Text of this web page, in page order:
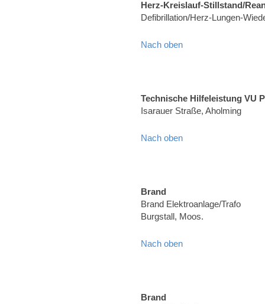
Herz-Kreislauf-Stillstand/
Defibrillation/Herz-Lungen-
Nach oben
Technische Hilfeleistung VU
Isarauer Straße, Aholming
Nach oben
Brand
Brand Elektroanlage/Trafo
Burgstall, Moos.
Nach oben
Brand